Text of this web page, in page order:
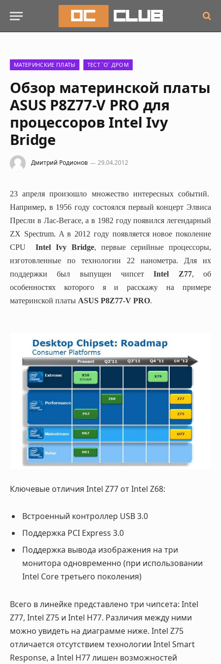
МАТЕРИНСКИЕ ПЛАТЫ ТЕСТ `О` ДРОМ
Обзор материнской платы
ASUS P8Z77-V PRO для
процессоров Intel Ivy
Bridge
Дмитрий Родионов 29.04.2012
23 апреля произошло множество интересных событий.
Например, в 1956 году состоялся первый концерт Элвиса
Пресли в Лас-Вегасе, а в 1982 году появился легендарный
ZX Spectrum. A в 2012 году появляется новое поколение
CPU Intel Ivy Bridge, первые серийные процессоры,
изготовленные по технологии 22 нанометра. Для их
поддержки был выпущен чипсетIntel Z77, об
особенностях которого я и расскажу на примере
материнской платы ASUS P8Z77-V PRO.
Ключевые отличия Intel Z77 от Intel Z68:
Встроенный контроллер USB 3.0
Поддержка PCI Express 3.0
Поддержка вывода изображения на три
монитора одновременно (при использовании
Intel Core третьего поколения)
Всего в линейке представлено три чипсета: Intel
Z77, Intel Z75 и Intel H77. Различия между ними
можно увидеть на диаграмме ниже. Intel Z75
отличается отсутствием технологии Intel Smart
Response, а Intel H77 лишен возможностей